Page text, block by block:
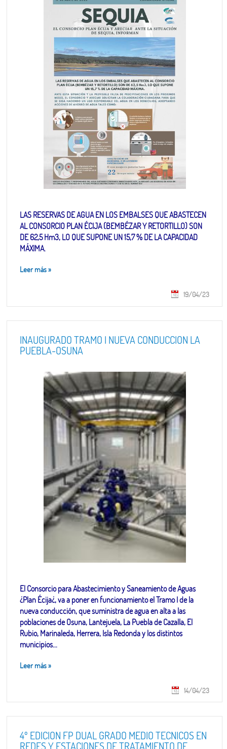
LAS RESERVAS DE AGUA EN LOS EMBALSES QUE ABASTECEN
AL CONSORCIO PLAN ÉCIJA (BEMBÉZAR Y RETORTILLO) SON
DE 62,5 Hm3, LO QUE SUPONE UN 15,7 % DE LA CAPACIDAD
MÁXIMA.
Leer más»
19/04/23
INAUGURADO TRAMO I NUEVA CONDUCCION LA
PUEBLA-OSUNA
El Consorcio para Abastecimiento y Saneamiento de Aguas
¿Plan Écija¿, va a poner en funcionamiento el Tramo I de la
nueva conducción, que suministra de agua en alta a las
poblaciones de Osuna, Lantejuela, La Puebla de Cazalla, El
Rubio, Marinaleda, Herrera, Isla Redonda y los distintos
municipios...
Leer más»
14/04/23
4º EDICION FP DUAL GRADO MEDIO TECNICOS EN
REDES Y ESTACIONES DE TRATAMIENTO DE